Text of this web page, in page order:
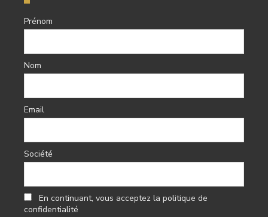
Prénom
Nom
Email
Société
En continuant, vous acceptez la politique de
confidentialité